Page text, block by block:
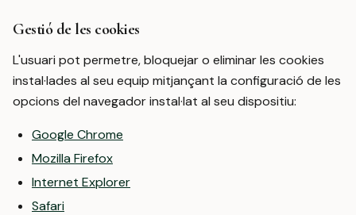
Gestió de les cookies
L'usuari pot permetre, bloquejar o eliminar les cookies
instal·lades al seu equip mitjançant la configuració de les
opcions del navegador instal·lat al seu dispositiu:
Google Chrome
Mozilla Firefox
Internet Explorer
Safari